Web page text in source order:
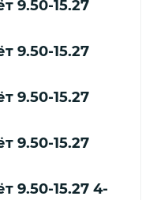
9.50-15.27
9.50-15.27
9.50-15.27
9.50-15.27
9.50-15.27 4-